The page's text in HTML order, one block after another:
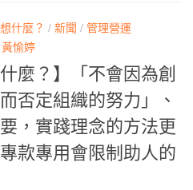
什麼？ / 新聞 / 管理營運
黃愉婷
麼？】「不會因為創
否定組織的努力」、
要，實踐理念的方法更
款專用會限制助人的